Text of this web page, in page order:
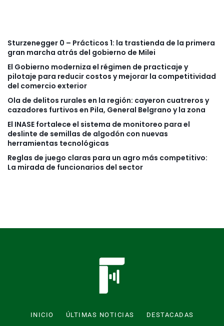
Sturzenegger 0 – Prácticos 1: la trastienda de la primera
gran marcha atrás del gobierno de Milei
El Gobierno moderniza el régimen de practicaje y
pilotaje para reducir costos y mejorar la competitividad
del comercio exterior
Ola de delitos rurales en la región: cayeron cuatreros y
cazadores furtivos en Pila, General Belgrano y la zona
El INASE fortalece el sistema de monitoreo para el
deslinte de semillas de algodón con nuevas
herramientas tecnológicas
Reglas de juego claras para un agro más competitivo:
La mirada de funcionarios del sector
INICIO ÚLTIMAS NOTICIAS
DESTACADAS